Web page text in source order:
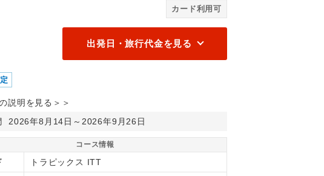
カード利用可
出発日・旅行代金を見る
説明を見る＞＞
2026年8月14日～2026年9月26日
コース情報
トラピックス ITT